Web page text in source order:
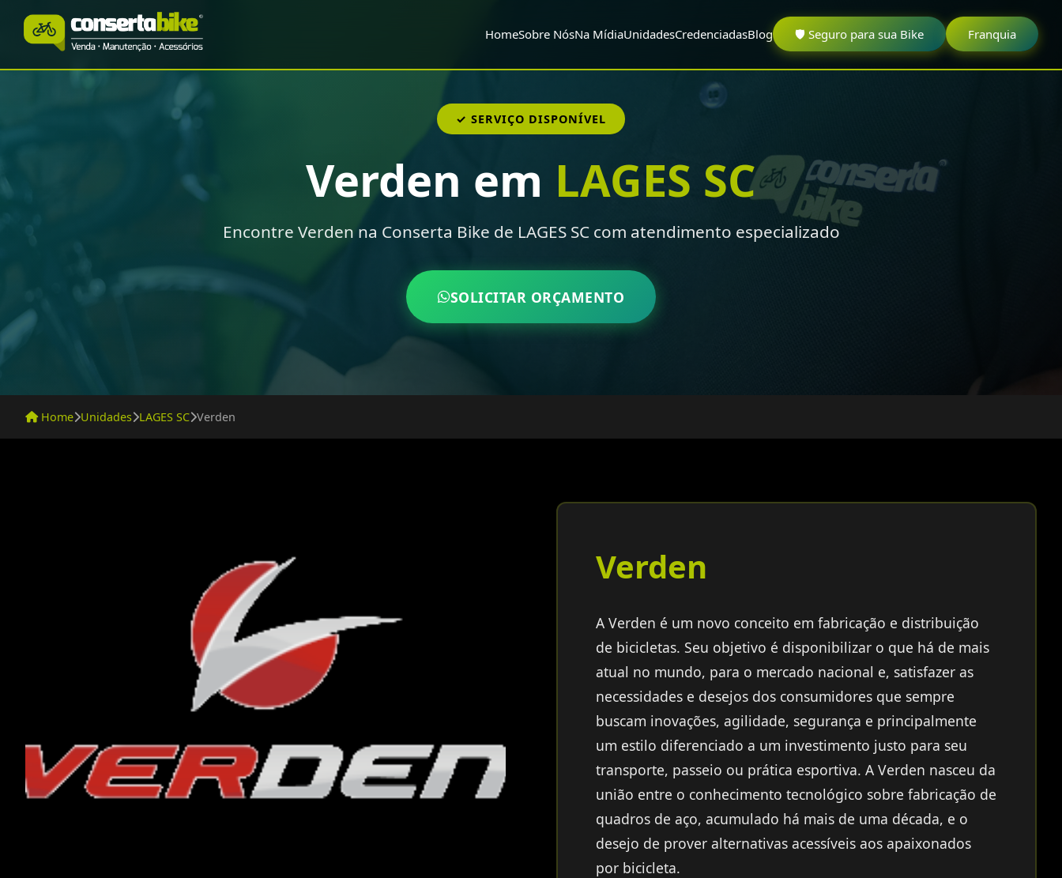
HomeSobre NósNa MídiaUnidadesCredenciadasBlog 🛡️ Seguro para sua Bike Franquia
✓ SERVIÇO DISPONÍVEL
Verden em LAGES SC
Encontre Verden na Conserta Bike de LAGES SC com atendimento especializado
SOLICITAR ORÇAMENTO
Home Unidades LAGES SC Verden
Verden
A Verden é um novo conceito em fabricação e distribuição
de bicicletas. Seu objetivo é disponibilizar o que há de mais
atual no mundo, para o mercado nacional e, satisfazer as
necessidades e desejos dos consumidores que sempre
buscam inovações, agilidade, segurança e principalmente
um estilo diferenciado a um investimento justo para seu
transporte, passeio ou prática esportiva. A Verden nasceu da
união entre o conhecimento tecnológico sobre fabricação de
quadros de aço, acumulado há mais de uma década, e o
desejo de prover alternativas acessíveis aos apaixonados
por bicicleta.